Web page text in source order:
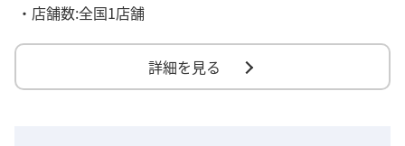
・店舗数:全国1店舗
詳細を見る